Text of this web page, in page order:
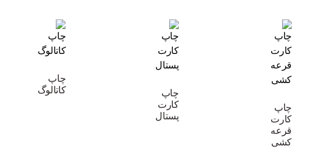
چاپ
کارت
قرعه
کشی
چاپ
کارت
پستال
چاپ
کاتالوگ